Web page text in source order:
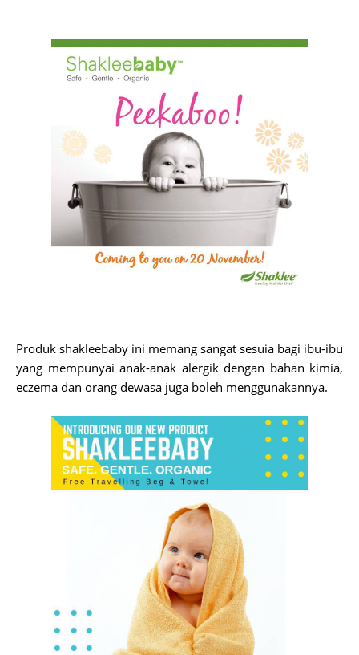
Produk shakleebaby ini memang sangat sesuia bagi ibu-ibu
yang mempunyai anak-anak alergik dengan bahan kimia,
eczema dan orang dewasa juga boleh menggunakannya.